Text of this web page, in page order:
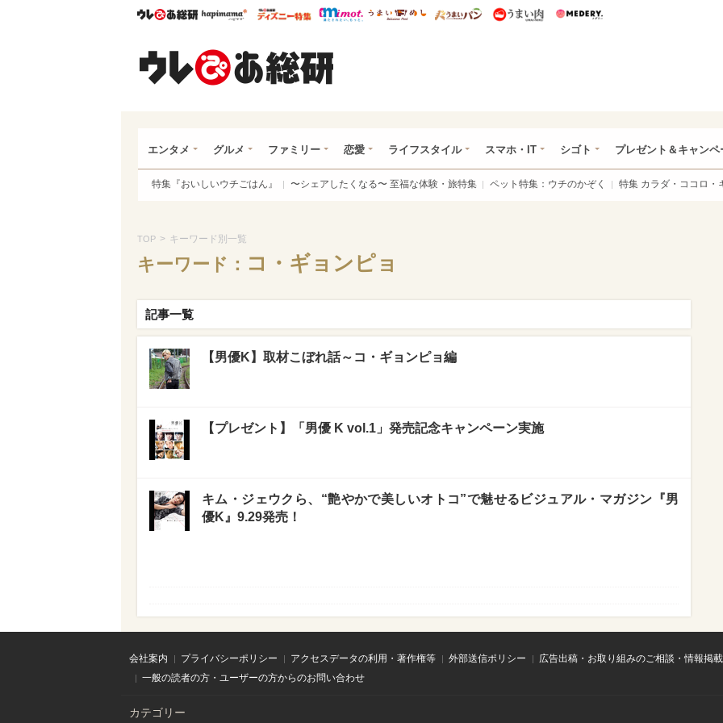
ウレぴあ総研ハピママ* ウレぴあ総研 ディズニー特集
mimot. うまいめし うまいパン うまい肉
エンタメ グルメ ファミリー 恋愛 ライフスタイル スマホ・IT シゴト プレゼント＆キャンペ
特集『おいしいウチごはん』 〜シェアしたくなる〜 至福な体験・旅特集 ペット特集：ウチのかぞく 特集 カラダ・ココロ・
TOP > キーワード別一覧
キーワード： コ・ギョンピョ
記事一覧
【男優K】取材こぼれ話～コ・ギョンピョ編
【プレゼント】「男優 K vol.1」発売記念キャンペーン実施
キム・ジェウクら、“艶やかで美しいオトコ”で魅せるビジュアル・マガジン『男
優K』9.29発売！
会社案内 プライバシーポリシー アクセスデータの利用・著作権等 外部送信ポリシー
広告出稿・お取り組みのご相談・情報掲
一般の読者の方・ユーザーの方からのお問い合わせ
カテゴリー